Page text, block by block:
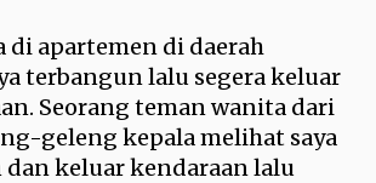
di apartemen di daerah
terbangun lalu segera keluar
Seorang teman wanita dari
geleng kepala melihat saya
dan keluar kendaraan lalu